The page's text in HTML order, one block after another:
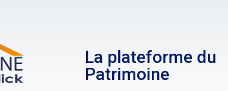
La plateforme du
Patrimoine